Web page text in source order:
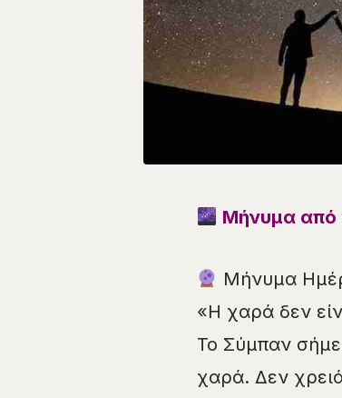
Μήνυμα από
Μήνυμα
«Η χαρά δεν
Το Σύμπαν
χαρά. Δεν